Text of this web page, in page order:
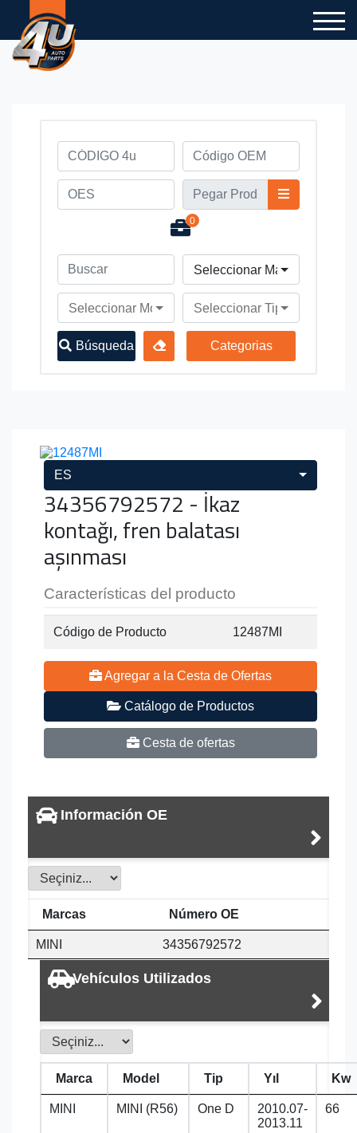
0
Seleccionar Marca de
Seleccionar Modelo de VehículoSeleccionar Tipo de
Búsqueda Categorias
ES
34356792572 - İkaz
kontağı, fren balatası
aşınması
Características del producto
Código de Producto 12487MI
Agregar a la Cesta de Ofertas
Catálogo de Productos
Cesta de ofertas
Información OE
Marcas Número OE
MINI 34356792572
Vehículos Utilizados
Marca Model Tip Yıl Kw
MINI MINI (R56) One D
2010.07-
2013.11
66